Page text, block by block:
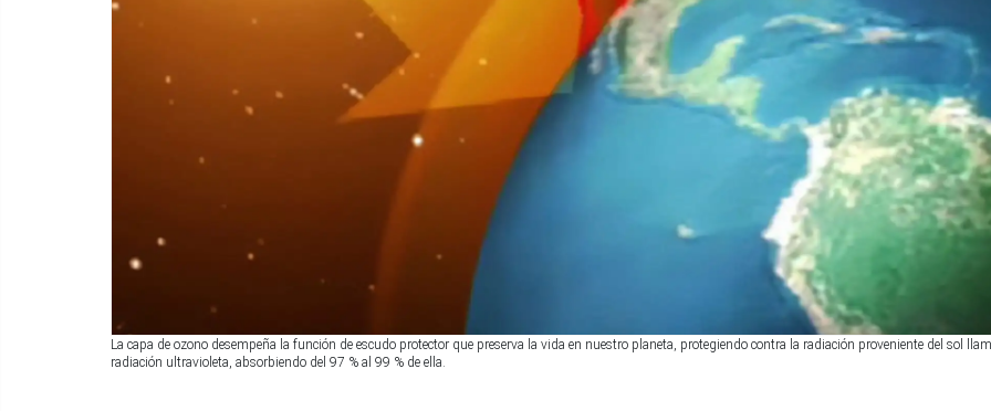
La capa de ozono desempeña la función de escudo protector que preserva la vida en nuestro planeta, protegiendo contra la radiación proveniente del sol
radiación ultravioleta, absorbiendo del 97 % al 99 % de ella.